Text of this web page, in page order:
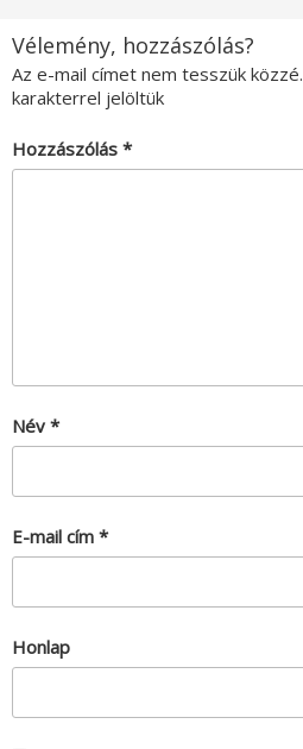
Vélemény, hozzászólás?
Az e-mail címet nem tesszük közzé.
karakterrel jelöltük
Hozzászólás *
Név *
E-mail cím *
Honlap